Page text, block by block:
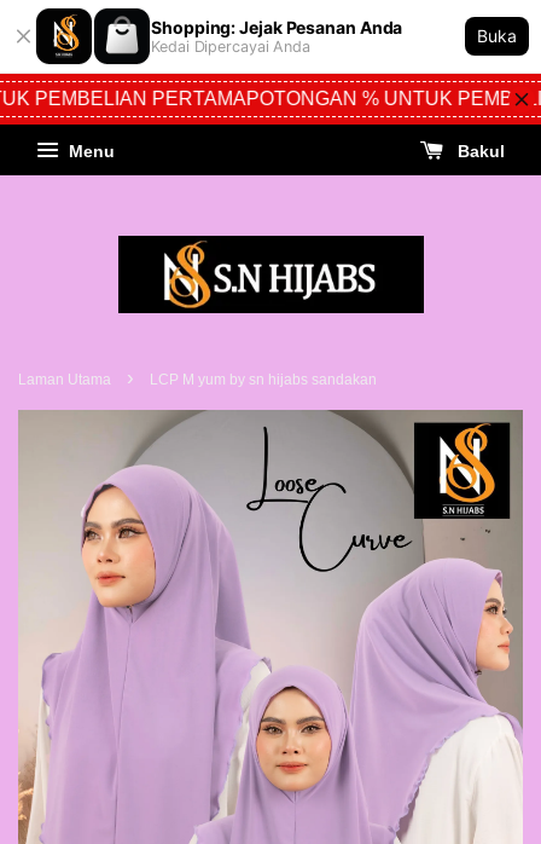
Shopping: Jejak Pesanan Anda
Kedai Dipercayai Anda
Buka
PEMBELIAN PERTAMAPOTONGAN % UNTUK
Menu Bakul
Laman Utama › LCP M yum by sn hijabs sandakan